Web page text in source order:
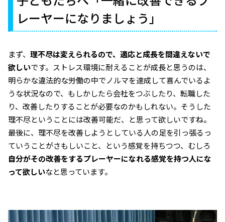
レーヤーになりましょう」
まず、 理不尽は変えられるので、適応と成長を間違えないで
欲しいです。ストレス環境に耐えることが成長と思うのは、
明らかな違法的な労働の中でノルマを達成して喜んでいるよ
うな状況なので、もしかしたら会社をつぶしたり、転職した
り、改善したりすることが必要なのかもしれない。そうした
理不尽ということには改善可能だ、と思って欲しいですね。
最後に、理不尽を改善しようとしている人の足を引っ張るっ
ていうことがさもしいこと、という感覚を持ちつつ、むしろ
自分がその改善をするプレーヤーになれる感覚を持つ人にな
って欲しいなと思っています。